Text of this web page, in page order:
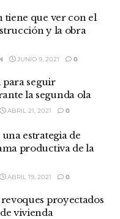
tiene que ver con el
y la obra
JUNIO 9, 2021 0
para seguir
la segunda ola
ABRIL 21, 2021 0
estrategia de
productiva de la
ABRIL 19, 2021 0
proyectados
vivienda